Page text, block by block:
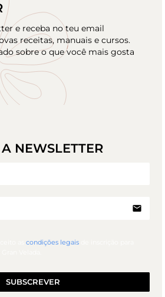
e receba no teu email
receitas, manuais e cursos.
sobre o que você mais gosta
NEWSLETTER
email
condições legais
SUBSCREVER